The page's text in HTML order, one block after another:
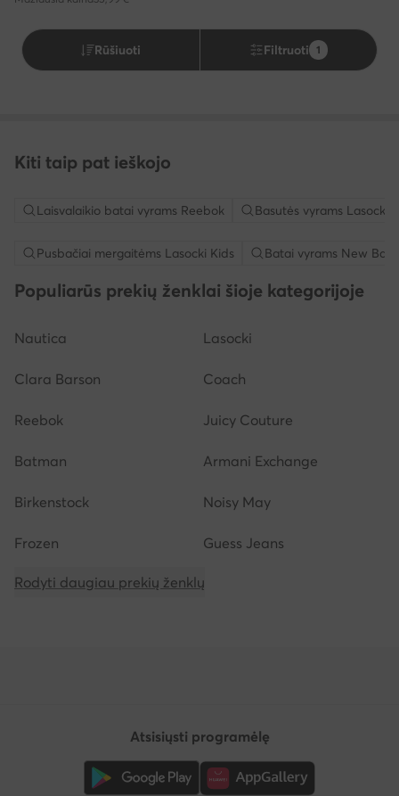
Rūšiuoti Filtruoti 1
Kiti taip pat ieškojo
Laisvalaikio batai vyrams Reebok Basutės vyrams Lasocki
Pusbačiai mergaitėms Lasocki Kids Batai vyrams New
Populiarūs prekių ženklai šioje kategorijoje
Nautica Lasocki
Clara Barson Coach
Reebok Juicy Couture
Batman Armani Exchange
Birkenstock Noisy May
Frozen Guess Jeans
Rodyti daugiau prekių ženklų
Atsisiųsti programėlę